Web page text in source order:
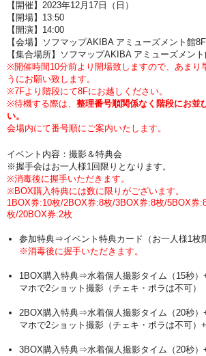
【開催】2023年12月17日（日）
【開場】13:50
【開演】14:00
【会場】ソフマップAKIBA アミューズメント館8F
【集合場所】ソフマップAKIBA アミューズメン
※開催時間10分前より開場致しますので、あまり
うにお願い致します。
※7Fより階段にて8Fにお越しください。
※待機する際は、 整理番号順関係なく階段にお並
い。
会場内にて番号順にご案内いたします。
イベント内容： 撮影＆特典会
※握手会はお一人様1回限りとなります。
※消毒後に握手いただきます。
※BOX購入特典には数に限りがございます。
1BOX券:10枚/2BOX券:8枚/3BOX券:8枚/5BOX券
枚/20BOX券:2枚
参加特典⇒イベント特典カード（お一人様1枚
※消毒後に握手いただきます。
1BOX購入特典⇒水着個人撮影タイム（15秒）
マホで2ショット撮影（チェキ・ポラは不可）
2BOX購入特典⇒水着個人撮影タイム（20秒）
マホで2ショット撮影（チェキ・ポラは不可）
3BOX購入特典⇒水着個人撮影タイム（20秒）